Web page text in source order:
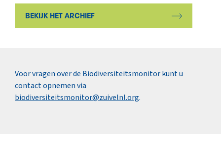
BEKIJK HET ARCHIEF
Voor vragen over de Biodiversiteitsmonitor kunt u
contact opnemen via
biodiversiteitsmonitor@zuivelnl.org.